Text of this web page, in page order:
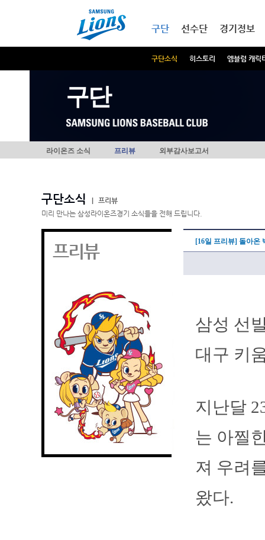
구단
구단소식 히스토리 엠블럼 캐릭
선수단 경기정보
구단
라이온즈 소식 프리뷰 외부감사보고서
구단소식
프리뷰
미리 만나는 삼성라이온즈경기 소식들을 전해 드립니다.
프리뷰 [16일 프리뷰] 돌아온
삼성 선
대구 키
지난달
는 아찔
져 우려
왔다.